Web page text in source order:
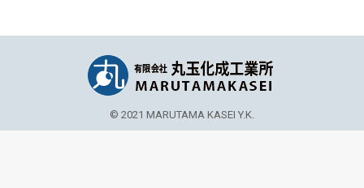
© 2021 MARUTAMA KASEI Y.K.